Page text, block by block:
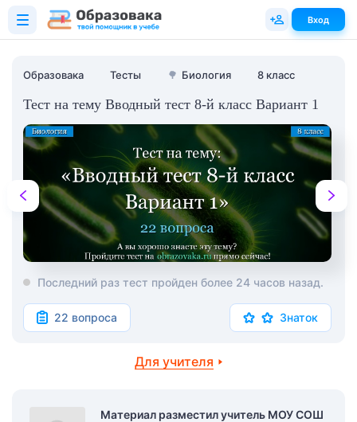
Образовака Тесты 🌳 Биология 8 класс
Тест на тему Вводный тест 8-й класс Вариант 1
Последний раз тест пройден более 24 часов назад.
22 вопроса Знаток
Для учителя
Материал разместил учитель МОУ СОШ
Вход